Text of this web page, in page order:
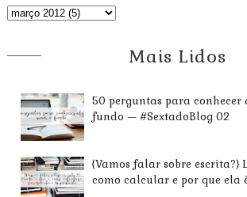
Mais Lidos
50 perguntas para
fundo — #SextadoBlog 02
{Vamos falar sobre escrita?}
como calcular e por que ela